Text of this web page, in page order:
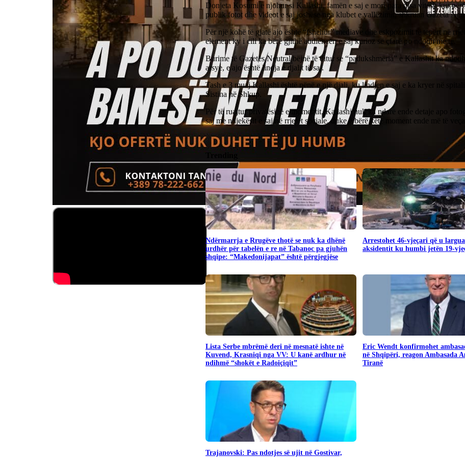
Donjeta Kosumi e njohur si Kallashi, famën e saj e mori para disa vitesh kur
publik fotot dhe videot e saj joshëse nga klubet e vallëzimit, shkruan Gazeta
Për një kohë të gjatë ajo është “fshehur” mediave dhe eskpozimit të tepërt në
element ky i cili ka bërë gjithë audiencën e saj kurioz se çfarë po ndodh me të.
Burime të Gazetës Neutral bëjnë të ditur se “padukshmëria” e Kallashit ka
arsye, e ajo është lindja e djalit të saj.
Tash e 3 muaj Kallashi është nënë e një djali, ku lindjen e saj e ka kryer në
Sistina në Shkup.
Për të ruajtur privatësinë e momentit, Kallashi nuk ka ndarë ende detaje apo
saj me ndjekësit e saj në rrjetet sociale, duke e bërë këtë moment ende më të
Ndërmarrja e Rrugëve thotë se nuk ka dhënë
urdhër për tabelën e re në Tabanoc pa gjuhën
shqipe: “Makedonijapat” është përgjegjëse
Arrestohet 46-vjeçari që u
aksidentit ku humbi jetën 19-
​Lista Serbe mbrëmë deri në mesnatë ishte në
Kuvend, Krasniqi nga VV: U kanë ardhur në
ndihmë “shokët e Radoiçiqit”
Eric Wendt konfirmohet
në Shqipëri, reagon Ambasada
Tiranë
Trajanovski: Pas ndotjes së ujit në Gostivar,